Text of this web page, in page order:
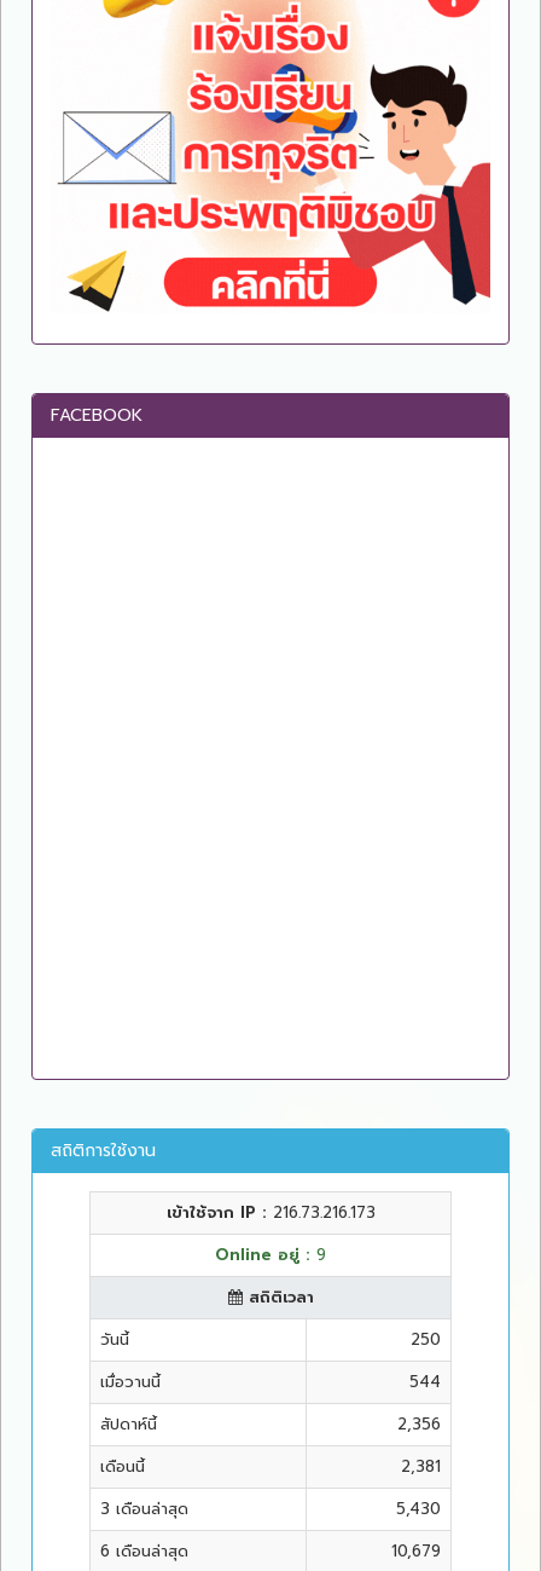
FACEBOOK
สถิติการใช้งาน
เข้าใช้จาก IP : 216.73.216.173
Online อยู่ : 9
สถิติเวลา
วันนี้
250
เมื่อวานนี้
544
สัปดาห์นี้
2,356
เดือนนี้
2,381
3 เดือนล่าสุด
5,430
6 เดือนล่าสุด
10,679